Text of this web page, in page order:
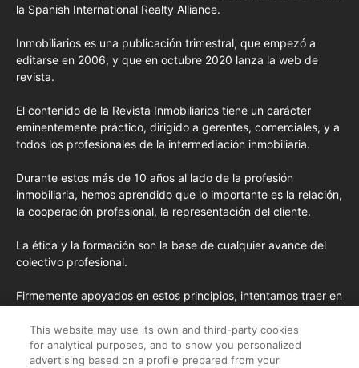
la Spanish International Realty Alliance.
Inmobiliarios es una publicación trimestral, que empezó a
editarse en 2006, y que en octubre 2020 lanza la web de
revista.
El contenido de la Revista Inmobiliarios tiene un carácter
eminentemente práctico, dirigido a gerentes, comerciales, y a
todos los profesionales de la intermediación inmobiliaria.
Durante estos más de 10 años al lado de la profesión
inmobiliaria, hemos aprendido que lo importante es la relación,
la cooperación profesional, la representación del cliente.
La ética y la formación son la base de cualquier avance del
colectivo profesional.
Firmemente apoyados en estos principios, intentamos traer en
importados de EE.UU. y las opiniones y tendencias más
destacadas desde la pluma de nuestros colaboradores
habituales y nuestros colaboradores especiales.
This website may use its own and third-party cookies
for analytical purposes, and to show you personalized
advertising based on a profile prepared from your